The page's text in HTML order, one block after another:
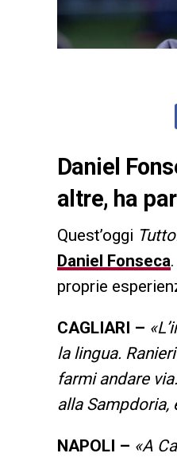
Daniel
altre, ha
Quest’oggi
Daniel Fonseca
proprie
CAGLIARI –
la lingua.
farmi andare
alla
NAPOLI – «A